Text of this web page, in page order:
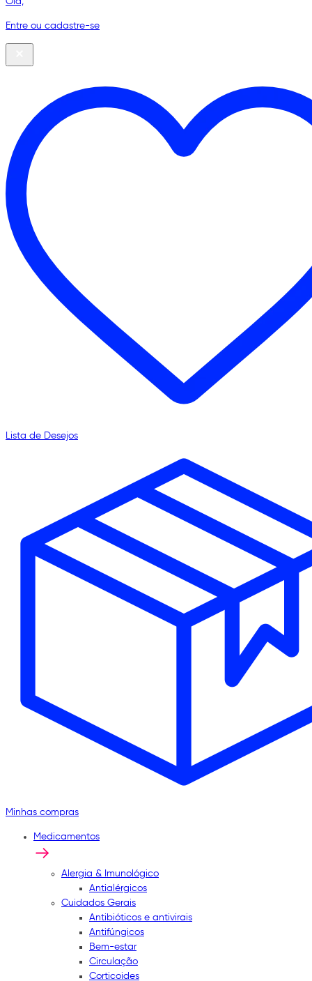
Entre ou cadastre-se
Lista de Desejos
Minhas compras
Medicamentos
Alergia & Imunológico
Antialérgicos
Cuidados Gerais
Antibióticos e antivirais
Antifúngicos
Bem-estar
Circulação
Corticoides